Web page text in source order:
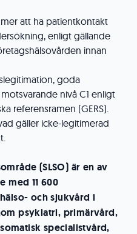
att ha patientkontakt
enligt gällande
innan
goda
nivå C1 enligt
referensramen (GERS).
gäller icke-legitimerad
(SLSO) är en av
med 11 600
och sjukvård i
psykiatri, primärvård,
specialistvård,